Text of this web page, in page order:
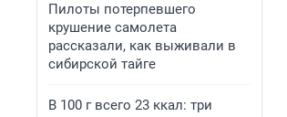
Пилоты потерпевшего
крушение самолета
рассказали, как выживали в
сибирской тайге
В 100 г всего 23 ккал: три